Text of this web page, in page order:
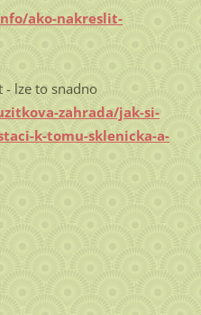
ako-nakreslit-
- lze to snadno
zahrada/jak-si-
k-tomu-sklenicka-a-